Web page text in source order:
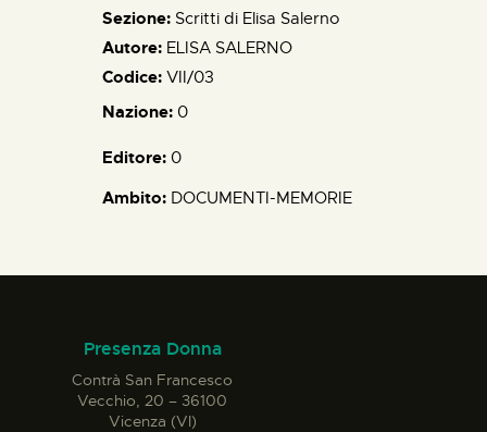
Sezione: Scritti di Elisa Salerno
Autore: ELISA SALERNO
Codice: VII/03
Nazione: 0
Editore: 0
Ambito: DOCUMENTI-MEMORIE
Presenza Donna
Contrà San Francesco
Vecchio, 20 – 36100
Vicenza (VI)